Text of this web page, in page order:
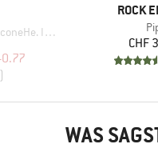
II T-Shirt
Preis
)
MARKE
ROCK
CHF
WAS